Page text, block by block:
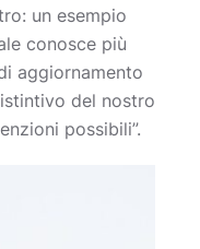
un esempio
conosce più
aggiornamento
del nostro
possibili”.